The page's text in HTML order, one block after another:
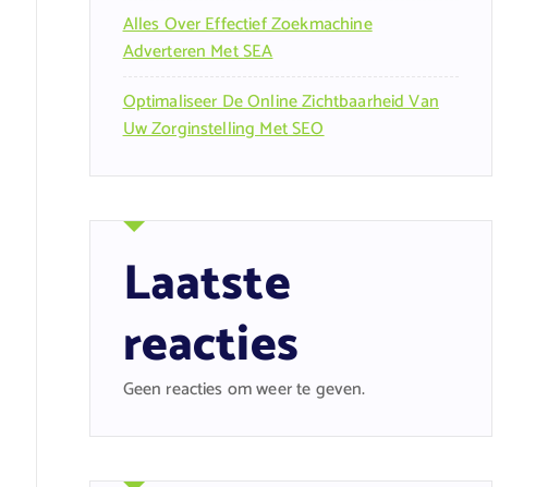
Alles Over Effectief Zoekmachine
Adverteren Met SEA
Optimaliseer De Online Zichtbaarheid Van
Uw Zorginstelling Met SEO
Laatste
reacties
Geen reacties om weer te geven.